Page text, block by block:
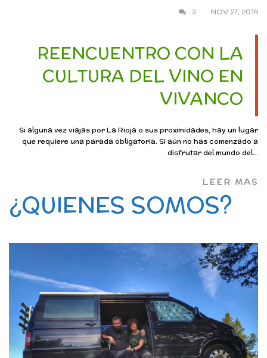
NOV 27, 2014
2
REENCUENTRO CON LA
CULTURA DEL VINO EN
VIVANCO
Si alguna vez viajas por La Rioja o sus proximidades, hay un lugar
que requiere una parada obligatoria. Si aún no has comenzado a
disfrutar del mundo del...
LEER MAS
¿QUIENES SOMOS?